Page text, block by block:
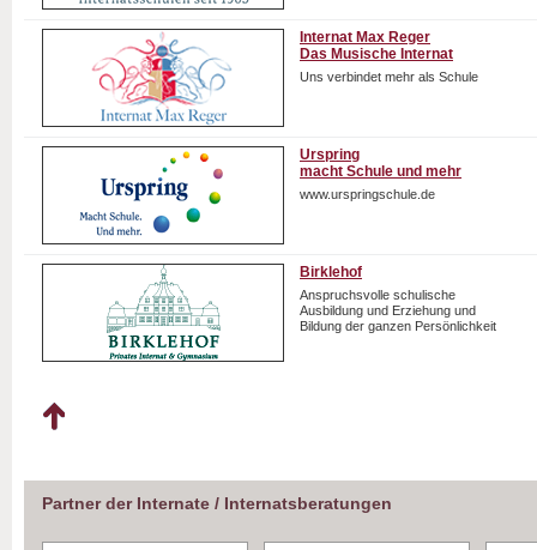
Internat Max Reger
Das Musische Internat
Uns verbindet mehr als Schule
Urspring
macht Schule und mehr
www.urspringschule.de
Birklehof
Anspruchsvolle schulische
Ausbildung und Erziehung und
Bildung der ganzen Persönlichkeit
Partner der Internate / Internatsberatungen